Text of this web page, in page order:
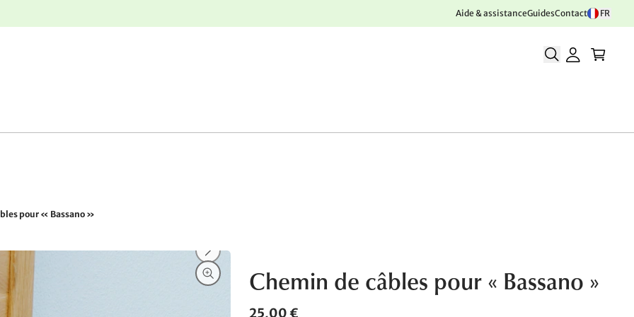
Aide & assistanceGuidesContact FR
pour « Bassano »
Chemin de câbles pour « Bassano »
25,00 €